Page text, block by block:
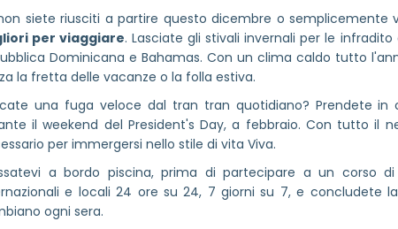
siete riusciti a partire questo dicembre o semplicemente
per viaggiare. Lasciate gli stivali invernali per le
Dominicana e Bahamas. Con un clima caldo tutto
la fretta delle vacanze o la folla estiva.
una fuga veloce dal tran tran quotidiano? Prendete in
il weekend del President's Day, a febbraio. Con tutto
per immergersi nello stile di vita Viva.
a bordo piscina, prima di partecipare a un corso
e locali 24 ore su 24, 7 giorni su 7, e concludete
ogni sera.